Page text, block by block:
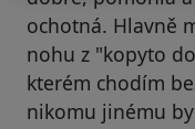
ochotná. Hlavně
nohu z "kopyto
kterém chodím
nikomu jinému